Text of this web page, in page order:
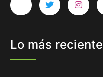
Lo más reciente